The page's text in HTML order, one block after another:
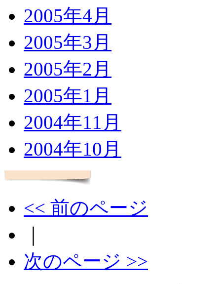
2005年4月
2005年3月
2005年2月
2005年1月
2004年11月
2004年10月
<< 前のページ
次のページ >>